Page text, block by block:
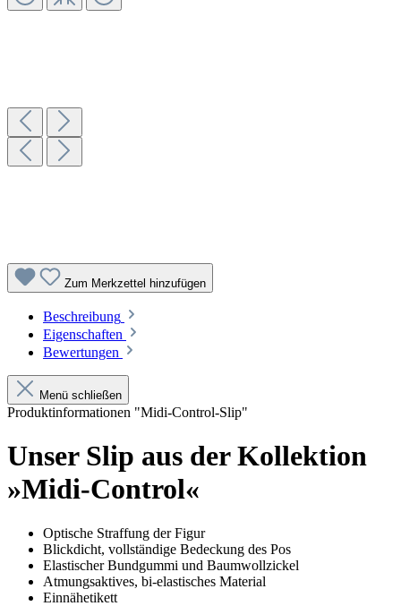
Zum Merkzettel hinzufügen
Beschreibung
Eigenschaften
Bewertungen
Menü schließen
Produktinformationen "Midi-Control-Slip"
Unser Slip aus der Kollektion
»Midi-Control«
Optische Straffung der Figur
Blickdicht, vollständige Bedeckung des Pos
Elastischer Bundgummi und Baumwollzickel
Atmungsaktives, bi-elastisches Material
Einnähetikett